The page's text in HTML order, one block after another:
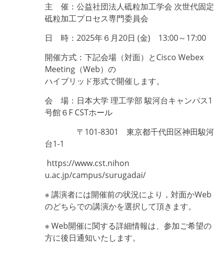
主 催：公益社団法人砥粒加工学会 次世代固定
砥粒加工プロセス専門委員会
日 時：2025年６ 月20日 (金) 13:00～17:00
開催方式：下記会場（対面）とCisco Webex
Meeting（Web）の
ハイブリッド形式で開催します。
会 場：日本大学 理工学部 駿河台キャンパス1
号館６F CSTホール
〒101-8301 東京都千代田区神田駿河
台1-1
https://www.cst.nihon
u.ac.jp/campus/surugadai/
※ 講演者には開催前の状況により，対面かWeb
のどちらでの講演かを選択して頂きます。
※ Web開催に関する詳細情報は、参加ご希望の
方に後日通知いたします。